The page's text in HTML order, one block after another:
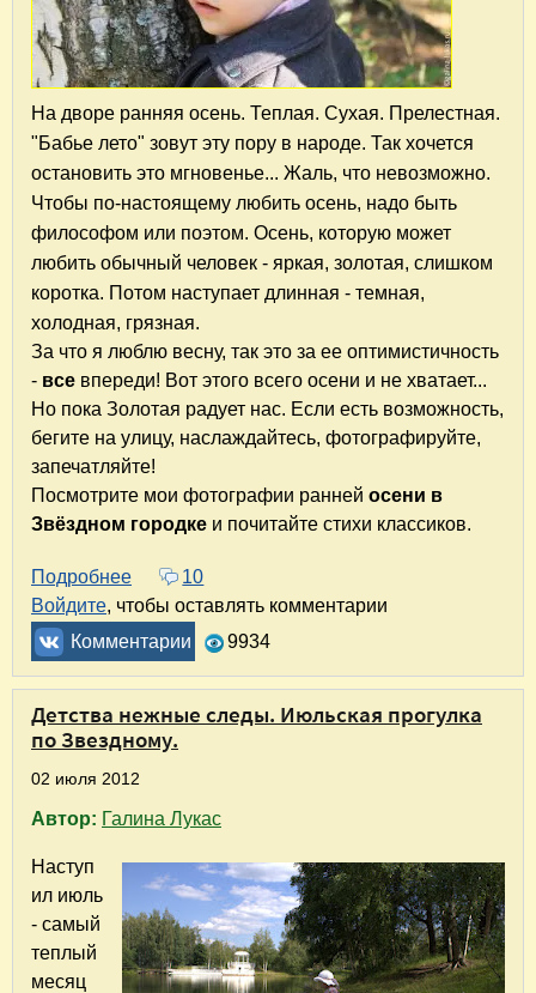
На дворе ранняя осень. Теплая. Сухая. Прелестная.
"Бабье лето" зовут эту пору в народе. Так хочется
остановить это мгновенье... Жаль, что невозможно.
Чтобы по-настоящему любить осень, надо быть
философом или поэтом. Осень, которую может
любить обычный человек - яркая, золотая, слишком
коротка. Потом наступает длинная - темная,
холодная, грязная.
За что я люблю весну, так это за ее оптимистичность
- все впереди! Вот этого всего осени и не хватает...
Но пока Золотая радует нас. Если есть возможность,
бегите на улицу, наслаждайтесь, фотографируйте,
запечатляйте!
Посмотрите мои фотографии ранней осени в
Звёздном городке и почитайте стихи классиков.
Подробнее о Осень в Звёздном городке
10
Войдите, чтобы оставлять комментарии
Комментарии
9934
Детства нежные следы. Июльская прогулка
по Звездному.
02 июля 2012
Автор: Галина Лукас
Наступ
ил июль
- самый
теплый
месяц